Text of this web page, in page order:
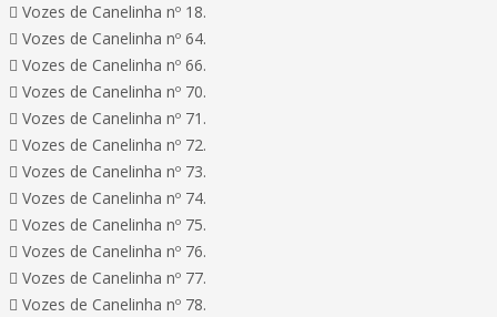
 Vozes de Canelinha nº 18.
 Vozes de Canelinha nº 64.
 Vozes de Canelinha nº 66.
 Vozes de Canelinha nº 70.
 Vozes de Canelinha nº 71.
 Vozes de Canelinha nº 72.
 Vozes de Canelinha nº 73.
 Vozes de Canelinha nº 74.
 Vozes de Canelinha nº 75.
 Vozes de Canelinha nº 76.
 Vozes de Canelinha nº 77.
 Vozes de Canelinha nº 78.